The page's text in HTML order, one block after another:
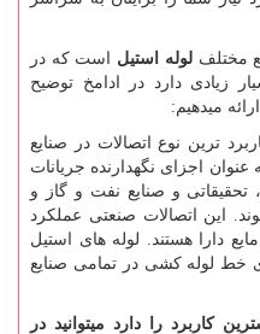
مختلفلوله استیل است که در
زیادی دارد در ادامخ توضیح
میدهیم:
ترین نوع اتصالات در صنایع
اجزای نگهدارنده جریانات
تحقیقاتی و صنایع نفت و گاز و
این اتصالات صنعتی عملکرد
دارا هستند. لوله های استیل
خط لوله کشی در تمامی صنایع
کاربرد را دارد میتوانید در